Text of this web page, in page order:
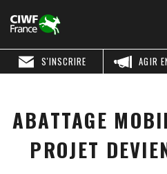
AGIR
S'INSCRIRE
ABATTAGE
PROJET